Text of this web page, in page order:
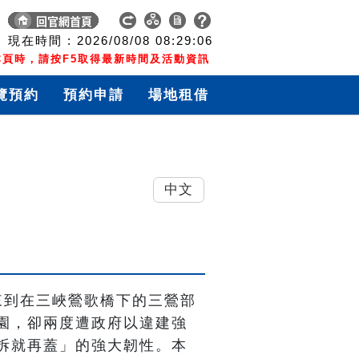
現在時間 : 2026/08/08 08:29:07
時，請按F5取得最新時間及活動資訊
預約 預約申請 場地租借
在三峽鶯歌橋下的三鶯部
，卻兩度遭政府以違建強
就再蓋」的強大韌性。本